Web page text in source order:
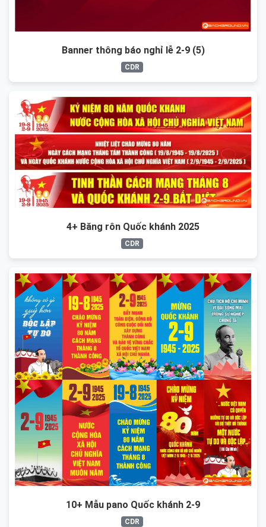
Banner thông báo nghỉ lễ 2-9 (5)
CDR
4+ Băng rôn Quốc khánh 2025
CDR
10+ Mẫu pano Quốc khánh 2-9
CDR